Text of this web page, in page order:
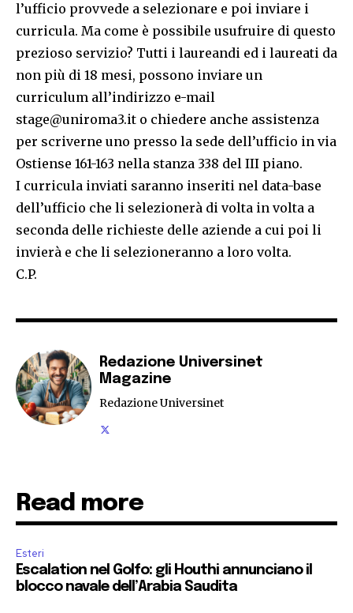
l’ufficio provvede a selezionare e poi inviare i
curricula. Ma come è possibile usufruire di questo
prezioso servizio? Tutti i laureandi ed i laureati da
non più di 18 mesi, possono inviare un
curriculum all’indirizzo e-mail
stage@uniroma3.it o chiedere anche assistenza
per scriverne uno presso la sede dell’ufficio in via
Ostiense 161-163 nella stanza 338 del III piano.
I curricula inviati saranno inseriti nel data-base
dell’ufficio che li selezionerà di volta in volta a
seconda delle richieste delle aziende a cui poi li
invierà e che li selezioneranno a loro volta.
C.P.
Redazione Universinet
Magazine
Redazione Universinet
Read more
Esteri
Escalation nel Golfo: gli Houthi annunciano il
blocco navale dell’Arabia Saudita